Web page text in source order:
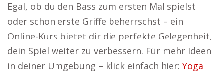
Egal, ob du den Bass zum ersten Mal spielst
oder schon erste Griffe beherrschst – ein
Online-Kurs bietet dir die perfekte Gelegenheit,
dein Spiel weiter zu verbessern. Für mehr Ideen
in deiner Umgebung – klick einfach hier: Yoga